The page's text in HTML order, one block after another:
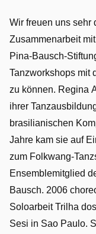
Wir freuen uns sehr
Zusammenarbeit
Pina-Bausch-
Tanzworkshops mit
zu können. Regina
ihrer
brasilianischen
Jahre kam sie auf
zum Folkwang-
Ensemblemitglied
Bausch. 2006
Soloarbeit Trilha
Sesi in Sao Paulo.